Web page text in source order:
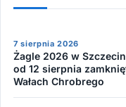
7 sierpnia 2026
Żagle 2026 w
od 12 sierpnia
Wałach Chrobrego